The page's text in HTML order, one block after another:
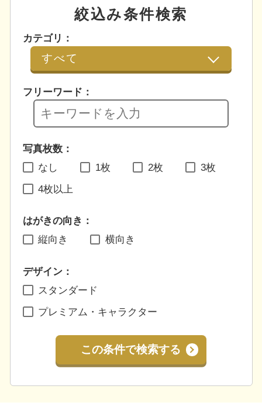
絞込み条件検索
カテゴリ：
フリーワード：
写真枚数：
なし
1枚 2枚 3枚
4枚以上
はがきの向き：
縦向き
横向き
デザイン：
スタンダード
プレミアム・キャラクター
この条件で検索する